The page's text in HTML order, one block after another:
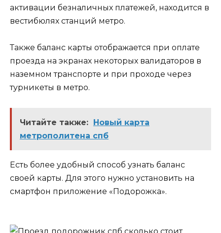
активации безналичных платежей, находится в
вестибюлях станций метро.
Также баланс карты отображается при оплате
проезда на экранах некоторых валидаторов в
наземном транспорте и при проходе через
турникеты в метро.
Читайте также: Новый карта
метрополитена спб
Есть более удобный способ узнать баланс
своей карты. Для этого нужно установить на
смартфон приложение «Подорожка».